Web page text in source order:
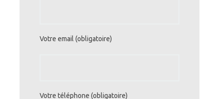
Votre email (obligatoire)
Votre téléphone (obligatoire)